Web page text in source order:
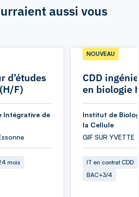
aussi vous
d’études
F)
Intégrative de
mois
CDD
en biologie
NOUVEAU
Institut de
la Cellule
GIF SUR YVETTE
IT en contrat CDD
BAC+3/4